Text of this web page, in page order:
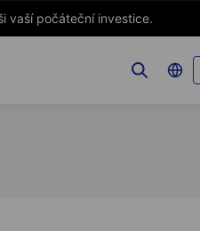
vaší počáteční investice.